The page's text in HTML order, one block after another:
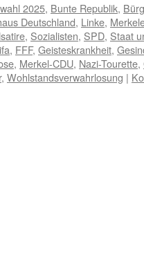
2025, Bunte Republik,
Deutschland, Linke,
, Sozialisten, SPD, Staat
, FFF, Geisteskrankheit,
, Merkel-CDU, Nazi-Tourette,
, Wohlstandsverwahrlosung |